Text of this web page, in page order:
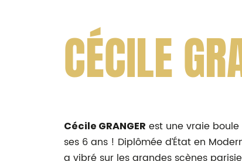
CÉCILE
Cécile GRANGER est une vraie
ses 6 ans ! Diplômée d’État en